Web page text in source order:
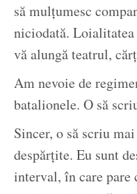
să mulțumesc
niciodată. Loialitatea
vă alungă teatrul,
Am nevoie de
batalionele. O să
Sincer, o să scriu
despărțite. Eu sunt
interval, în care pare